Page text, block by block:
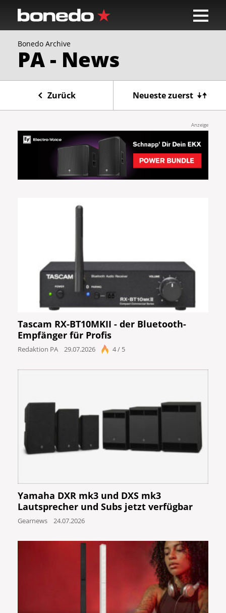
Bonedo Archive
PA - News
Zurück Neueste zuerst
Anzeige
Tascam RX-BT10MKII - der Bluetooth-
Empfänger für Profis
Redaktion PA 29.07.2026 4 / 5
Yamaha DXR mk3 und DXS mk3
Lautsprecher und Subs jetzt verfügbar
Gearnews 24.07.2026